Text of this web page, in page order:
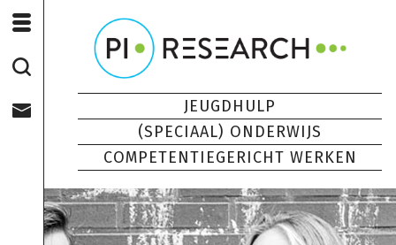
JEUGDHULP
(SPECIAAL) ONDERWIJS
COMPETENTIEGERICHT WERKEN